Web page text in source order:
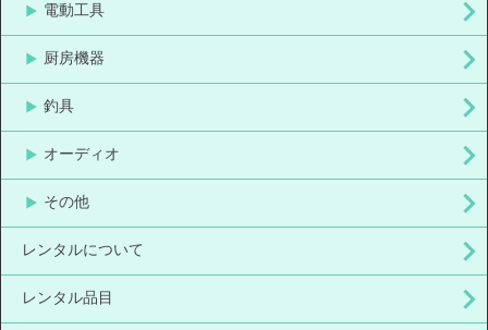
電動工具
厨房機器
釣具
オーディオ
その他
レンタルについて
レンタル品目